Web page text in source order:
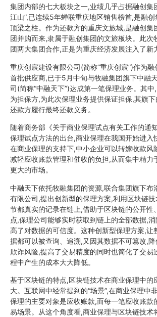
集团内部的七大板块之一,业绩几乎占据融创集
江山”,已连续5年蝉联重庆地区销售榜首,是融
顶梁之柱。作为还款方的重庆文旅城,是融创集
团并购而来,隶属于融创集团的文旅板块。此次
团两大集团合作,正是为重庆经济发展注入了新
重庆创宸建设有限公司(简称“重庆创宸”)作为
首批供应商,已于5月中旬与牧融集团旗下中融
司(简称“中融天下”)达成第一笔保理业务。其
为担保方,为此次保理业务提供保证担保,其旗
还款方履行最终还款义务。
随着商务部《关于商业保理试点有关工作的通
保理试点方法的出台,商业保理在我国开始进入
在商业保理的支持下,中小企业可以转嫁收款风
减轻应收账款管理和催收的负担,从而集中精力
更大的市场。
中融天下依托牧融集团的资源,联合集团旗下布
有限公司,提出创新型的保理方案,利用区块链
节都真实的记录在链上,借助于区块链的公开性
点,保理公司能够实时获取到链上的全部数据,
高了对数据的可信度。这种创新型保理方案,让
据都可以被查询、追溯,又因其数据不可篡改,
欺诈风险,提高了交易精度的同时也简化了交易
程中产生的成本大大降低。
基于区块链的特点,区块链技术在商业保理中的
大。互联网中经常提到的“场景”,在商业保理中
保理的主要对象是应收账款,而每一笔应收账款
易场景。从这个角度看,商业保理与区块链技术